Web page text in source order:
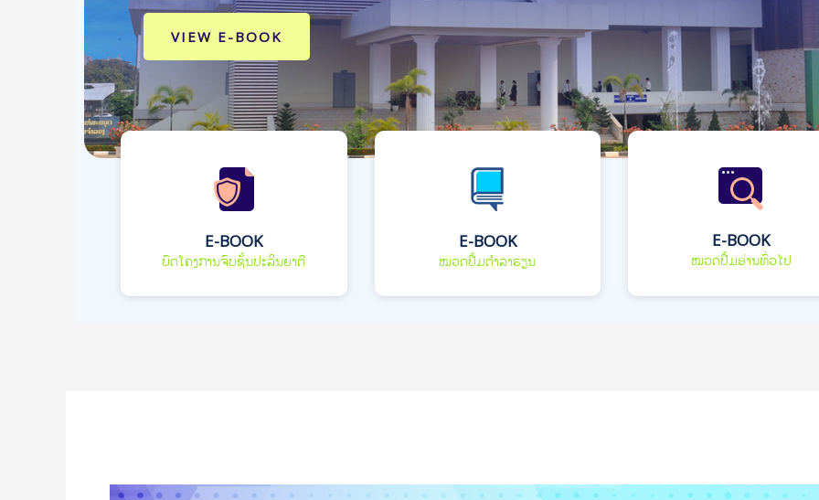
VIEW E-BOOK
E-BOOK
ບົດໂຄງການຈົບຊັ້ນປະລິນຍາຕີ
E-BOOK
ໝວດປື້ມຕຳລາຮຽນ
E-BOOK
ໝວດປື້ມອ່ານທົ່ວໄປ